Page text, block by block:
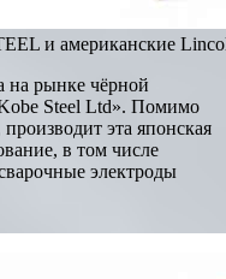
и американские
на рынке чёрной
Steel Ltd». Помимо
эта японская
в том числе
электроды